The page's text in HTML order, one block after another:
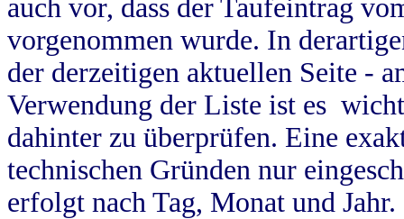
auch vor, dass der Taufeintrag
vorgenommen wurde. In
der derzeitigen aktuellen Seite -
Verwendung der Liste ist es
dahinter zu überprüfen. Eine
technischen Gründen nur
erfolgt nach Tag, Monat und Jahr.